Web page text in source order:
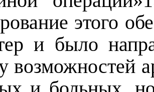
этого
и было
возможностей